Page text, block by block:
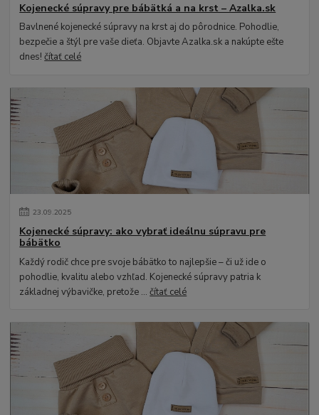
Kojenecké súpravy pre bábätká a na krst – Azalka.sk
Bavlnené kojenecké súpravy na krst aj do pôrodnice. Pohodlie,
bezpečie a štýl pre vaše dieťa. Objavte Azalka.sk a nakúpte ešte
dnes!čítať celé
23.09.2025
Kojenecké súpravy: ako vybrať ideálnu súpravu pre
bábätko
Každý rodič chce pre svoje bábätko to najlepšie – či už ide o
pohodlie, kvalitu alebo vzhľad. Kojenecké súpravy patria k
základnej výbavičke, pretože ...čítať celé